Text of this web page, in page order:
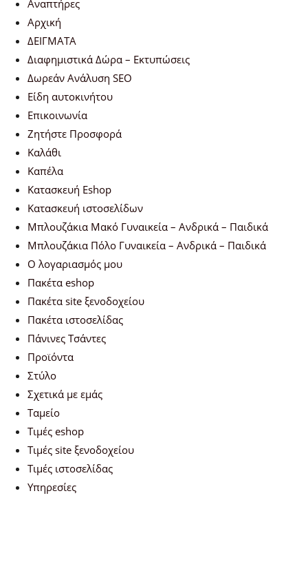
Αναπτήρες
Αρχική
ΔΕΙΓΜΑΤΑ
Διαφημιστικά Δώρα – Εκτυπώσεις
Δωρεάν Ανάλυση SEO
Είδη αυτοκινήτου
Επικοινωνία
Ζητήστε Προσφορά
Καλάθι
Καπέλα
Κατασκευή Eshop
Κατασκευή ιστοσελίδων
Μπλουζάκια Μακό Γυναικεία – Ανδρικά – Παιδικά
Μπλουζάκια Πόλο Γυναικεία – Ανδρικά – Παιδικά
Ο λογαριασμός μου
Πακέτα eshop
Πακέτα site ξενοδοχείου
Πακέτα ιστοσελίδας
Πάνινες Τσάντες
Προϊόντα
Στύλο
Σχετικά με εμάς
Ταμείο
Τιμές eshop
Τιμές site ξενοδοχείου
Τιμές ιστοσελίδας
Υπηρεσίες